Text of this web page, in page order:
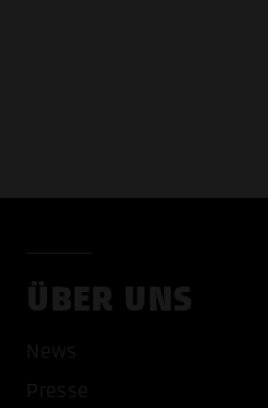
ÜBER UNS
News
Presse